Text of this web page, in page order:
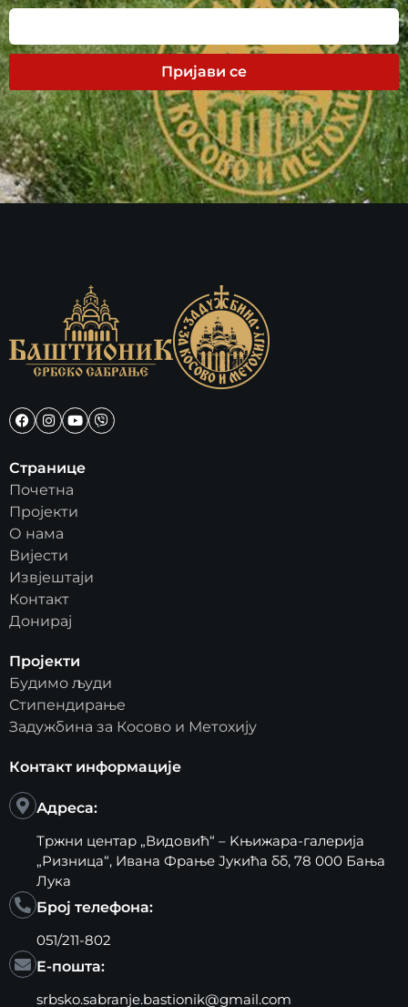
Пријави се
Странице
Почетна
Пројекти
О нама
Вијести
Извјештаји
Контакт
Донирај
Пројекти
Будимо људи
Стипендирање
Задужбина за Косово и Метохију
Контакт информације
Адреса:
Тржни центар „Видовић“ – Kњижара-галерија
„Ризница“, Ивана Фрање Јукића бб, 78 000 Бања
Лука
Број телефона:
051/211-802
Е-пошта:
srbsko.sabranje.bastionik@gmail.com